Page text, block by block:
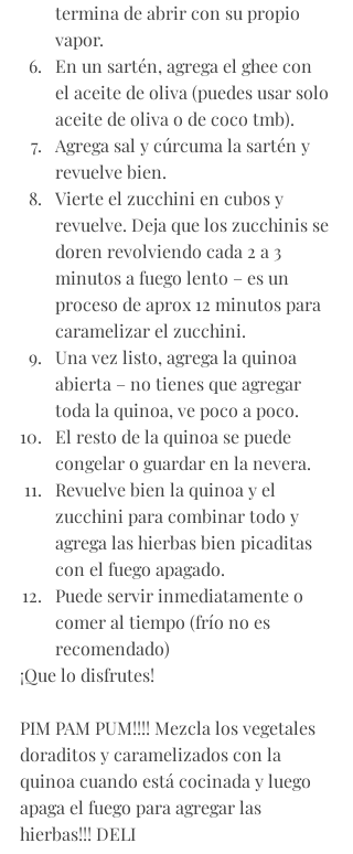
termina de abrir con su propio
vapor.
En un sartén, agrega el ghee con
el aceite de oliva (puedes usar solo
aceite de oliva o de coco tmb).
Agrega sal y cúrcuma la sartén y
revuelve bien.
Vierte el zucchini en cubos y
revuelve. Deja que los zucchinis se
doren revolviendo cada 2 a 3
minutos a fuego lento – es un
proceso de aprox 12 minutos para
caramelizar el zucchini.
Una vez listo, agrega la quinoa
abierta – no tienes que agregar
toda la quinoa, ve poco a poco.
El resto de la quinoa se puede
congelar o guardar en la nevera.
Revuelve bien la quinoa y el
zucchini para combinar todo y
agrega las hierbas bien picaditas
con el fuego apagado.
Puede servir inmediatamente o
comer al tiempo (frío no es
recomendado)
¡Que lo disfrutes!
PIM PAM PUM!!!! Mezcla los vegetales
doraditos y caramelizados con la
quinoa cuando está cocinada y luego
apaga el fuego para agregar las
hierbas!!! DELI